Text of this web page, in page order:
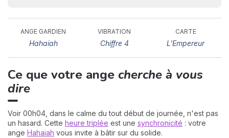
ANGE GARDIEN
Hahaiah
VIBRATION
Chiffre 4
CARTE
L'Empereur
Ce que votre ange cherche à vous
dire
Voir 00h04, dans le calme du tout début de journée, n'est pas
un hasard. Cette heure triplée est une synchronicité : votre
ange Hahaiah vous invite à bâtir sur du solide.